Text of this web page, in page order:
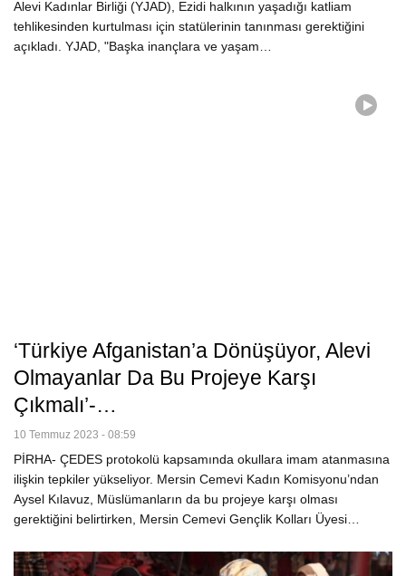
Alevi Kadınlar Birliği (YJAD), Ezidi halkının yaşadığı katliam
tehlikesinden kurtulması için statülerinin tanınması gerektiğini
açıkladı. YJAD, "Başka inançlara ve yaşam…
‘Türkiye Afganistan’a Dönüşüyor, Alevi
Olmayanlar Da Bu Projeye Karşı
Çıkmalı’-…
10 Temmuz 2023 - 08:59
PİRHA- ÇEDES protokolü kapsamında okullara imam atanmasına
ilişkin tepkiler yükseliyor. Mersin Cemevi Kadın Komisyonu’ndan
Aysel Kılavuz, Müslümanların da bu projeye karşı olması
gerektiğini belirtirken, Mersin Cemevi Gençlik Kolları Üyesi…